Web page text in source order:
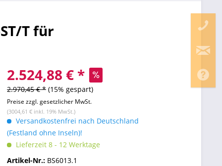
T für
2.524,88 € *
2.970,45 € * (15% gespart)
Preise zzgl. gesetzlicher MwSt.
(3004,61 € inkl. 19% MwSt.)
Versandkostenfrei nach Deutschland
(Festland ohne Inseln)!
Lieferzeit 8 - 12 Werktage
Artikel-Nr.: BS6013.1